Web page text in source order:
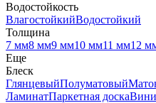
Водостойкость
ВлагостойкийВодостойкий
Толщина
7 мм8 мм9 мм10 мм11 мм12
Еще
Блеск
ГлянцевыйПолуматовый
ЛаминатПаркетная доска